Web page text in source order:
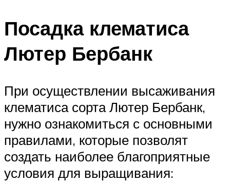
Посадка клематиса
Лютер Бербанк
При осуществлении высаживания
клематиса сорта Лютер Бербанк,
нужно ознакомиться с основными
правилами, которые позволят
создать наиболее благоприятные
условия для выращивания: